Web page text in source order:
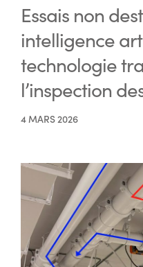
Essais non
intelligence
technologie
l’inspection
4 MARS 2026